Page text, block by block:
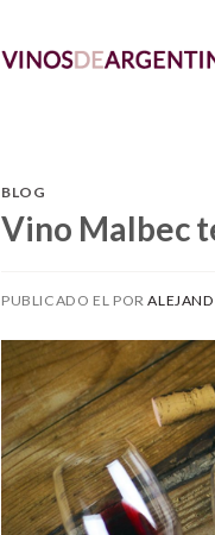
BLOG
Vino Malbec
PUBLICADO EL POR